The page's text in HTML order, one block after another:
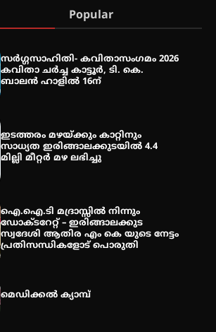
കോമേഴ്‌സ് അസോസിയേഷന്
തുടക്കമായി
എസ് എൻ ഹയർ സെക്കൻഡറി
വിദ്യാർത്ഥികൾ
Popular
സർഗ്ഗസാഹിതി- കവിതാസംഗമം 2026
കവിതാ ചർച്ച കാട്ടൂർ, ടി. കെ.
ബാലൻ ഹാളിൽ 16ന്
ഇടത്തരം മഴയ്ക്കും കാറ്റിനും
സാധ്യത ഇരിങ്ങാലക്കുടയിൽ 4.4
മില്ലി മീറ്റർ മഴ ലഭിച്ചു
ഐ.ഐ.ടി മദ്രാസ്സിൽ നിന്നും
ഡോക്ടറേറ്റ് – ഇരിങ്ങാലക്കുട
സ്വദേശി ആതിര എം കെ യുടെ നേട്ടം
പ്രതിസന്ധികളോട് പൊരുതി
മെഡിക്കൽ ക്യാമ്പ്